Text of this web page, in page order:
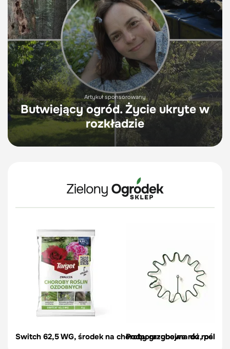
Artykuł sponsorowany
Butwiejący ogród. Życie ukryte w
rozkładzie
Switch 62,5 WG, środek na choroby grzybowe róż,
Podpora-obejma do roślin,